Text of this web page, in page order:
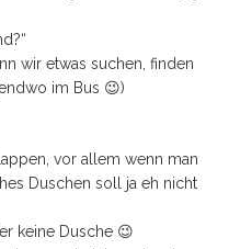
wir etwas suchen, finden
im Bus 😉)
vor allem wenn man
Duschen soll ja eh nicht
keine Dusche 😉